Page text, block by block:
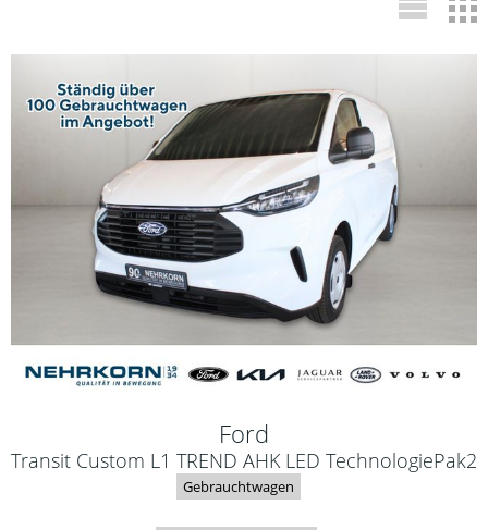
Ford
Transit Custom L1 TREND AHK LED TechnologiePak2
Gebrauchtwagen